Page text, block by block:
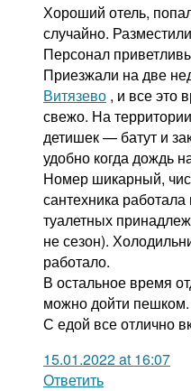
Хороший отель,
случайно.
Персонал
Приезжали на две
Витязево , и все это
свежо. На
детишек — батут и
удобно когда дождь
Номер шикарный,
сантехника
туалетных
не сезон).
работало.
В остальное время
можно дойти пешком.
С едой все отлично
15.01.2022 at 16:07
Ответить